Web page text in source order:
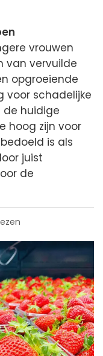
vrouwen
van vervuilde
opgroeiende
voor schadelijke
de huidige
hoog zijn voor
is als
juist
de